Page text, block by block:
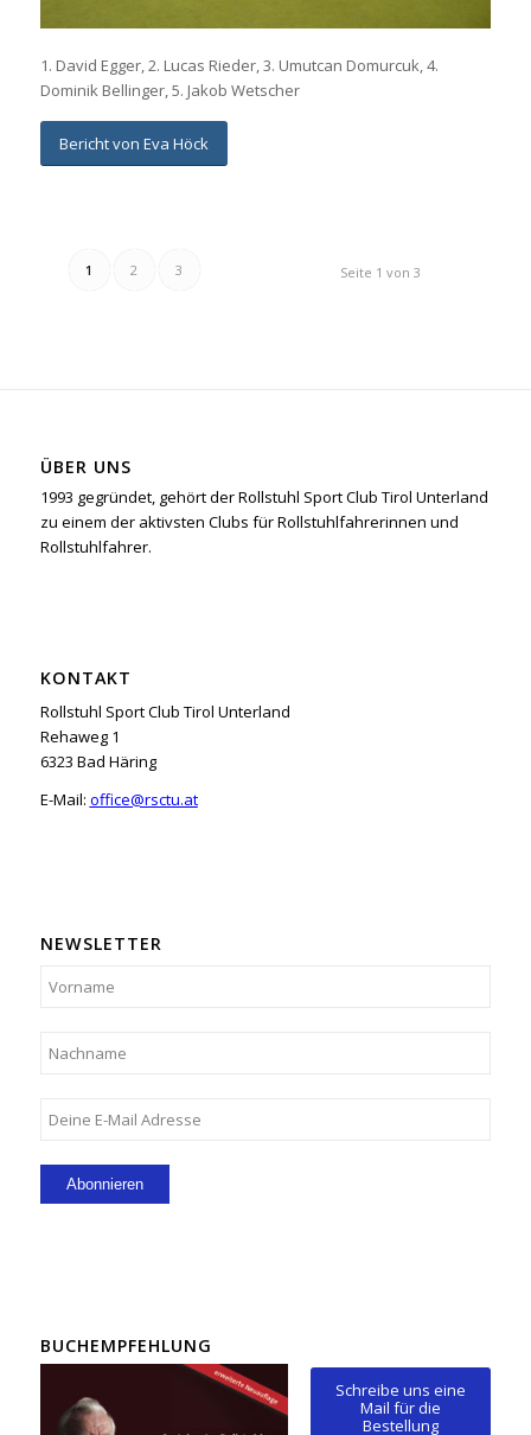
1. David Egger, 2. Lucas Rieder, 3. Umutcan Domurcuk, 4.
Dominik Bellinger, 5. Jakob Wetscher
Bericht von Eva Höck
Seite 1 von 3
1 2 3
ÜBER UNS
1993 gegründet, gehört der Rollstuhl Sport Club Tirol Unterland
zu einem der aktivsten Clubs für Rollstuhlfahrerinnen und
Rollstuhlfahrer.
KONTAKT
Rollstuhl Sport Club Tirol Unterland
Rehaweg 1
6323 Bad Häring
E-Mail: office@rsctu.at
NEWSLETTER
BUCHEMPFEHLUNG
Schreibe uns eine
Mail für die
Bestellung